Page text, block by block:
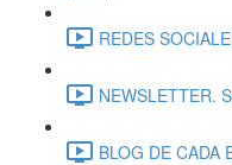
REDES
NEWSLETTER.
BLOG DE CADA